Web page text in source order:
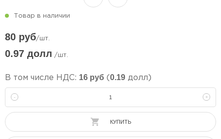
Товар в наличии
80 руб/шт.
0.97 долл /шт.
В том числе НДС: 16 руб ( 0.19 долл)
- +
КУПИТЬ